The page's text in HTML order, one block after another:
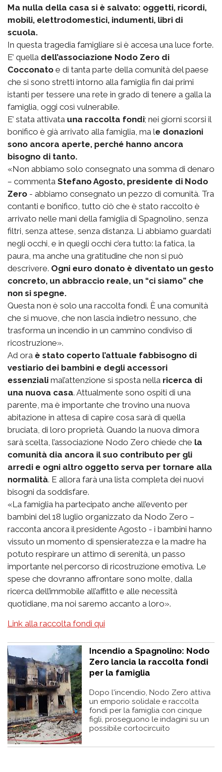
Ma nulla della casa si è salvato: oggetti, ricordi,
mobili, elettrodomestici, indumenti, libri di
scuola.
In questa tragedia famigliare si è accesa una luce forte.
E’ quella dell’associazione Nodo Zero di
Cocconato e di tanta parte della comunità del paese
che si sono stretti intorno alla famiglia fin dai primi
istanti per tessere una rete in grado di tenere a galla la
famiglia, oggi così vulnerabile.
E’ stata attivata una raccolta fondi; nei giorni scorsi il
bonifico è già arrivato alla famiglia, ma le donazioni
sono ancora aperte, perché hanno ancora
bisogno di tanto.
«Non abbiamo solo consegnato una somma di denaro
– commenta Stefano Agosto, presidente di Nodo
Zero - abbiamo consegnato un pezzo di comunità. Tra
contanti e bonifico, tutto ciò che è stato raccolto è
arrivato nelle mani della famiglia di Spagnolino, senza
filtri, senza attese, senza distanza. Li abbiamo guardati
negli occhi, e in quegli occhi c’era tutto: la fatica, la
paura, ma anche una gratitudine che non si può
descrivere. Ogni euro donato è diventato un gesto
concreto, un abbraccio reale, un “ci siamo” che
non si spegne.
Questa non è solo una raccolta fondi. È una comunità
che si muove, che non lascia indietro nessuno, che
trasforma un incendio in un cammino condiviso di
ricostruzione».
Ad ora è stato coperto l’attuale fabbisogno di
vestiario dei bambini e degli accessori
essenziali mal’attenzione si sposta nella ricerca di
una nuova casa. Attualmente sono ospiti di una
parente, ma è importante che trovino una nuova
abitazione in attesa di capire cosa sarà di quella
bruciata, di loro proprietà. Quando la nuova dimora
sarà scelta, l’associazione Nodo Zero chiede che la
comunità dia ancora il suo contributo per gli
arredi e ogni altro oggetto serva per tornare alla
normalità. E allora farà una lista completa dei nuovi
bisogni da soddisfare.
«La famiglia ha partecipato anche all’evento per
bambini del 18 luglio organizzato da Nodo Zero –
racconta ancora il presidente Agosto - i bambini hanno
vissuto un momento di spensieratezza e la madre ha
potuto respirare un attimo di serenità, un passo
importante nel percorso di ricostruzione emotiva. Le
spese che dovranno affrontare sono molte, dalla
ricerca dell’immobile all’affitto e alle necessità
quotidiane, ma noi saremo accanto a loro».
Link alla raccolta fondi qui
Incendio a Spagnolino: Nodo
Zero lancia la raccolta fondi
per la famiglia
Dopo l'incendio, Nodo Zero attiva
un emporio solidale e raccolta
fondi per la famiglia con cinque
figli, proseguono le indagini su un
possibile cortocircuito